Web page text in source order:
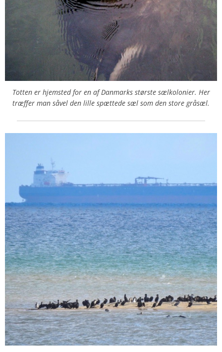
Totten er hjemsted for en af Danmarks største sælkolonier. Her
træffer man såvel den lille spættede sæl som den store gråsæl.